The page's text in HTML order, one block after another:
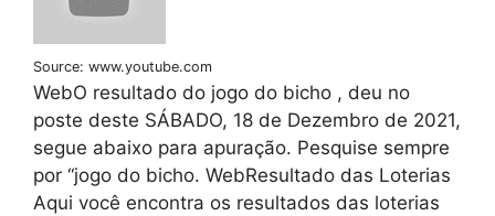
Source: www.youtube.com
WebO resultado do jogo do bicho , deu no
poste deste SÁBADO, 18 de Dezembro de 2021,
segue abaixo para apuração. Pesquise sempre
por “jogo do bicho. WebResultado das Loterias
Aqui você encontra os resultados das loterias